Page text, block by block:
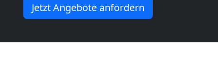
Jetzt Angebote anfordern
LKW